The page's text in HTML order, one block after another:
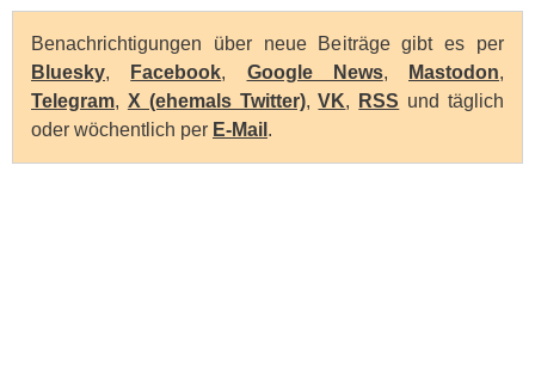
Benachrichtigungen über neue Beiträge gibt es per
Bluesky, Facebook, Google News, Mastodon,
Telegram, X (ehemals Twitter),VK, RSS und täglich
oder wöchentlich per E-Mail .